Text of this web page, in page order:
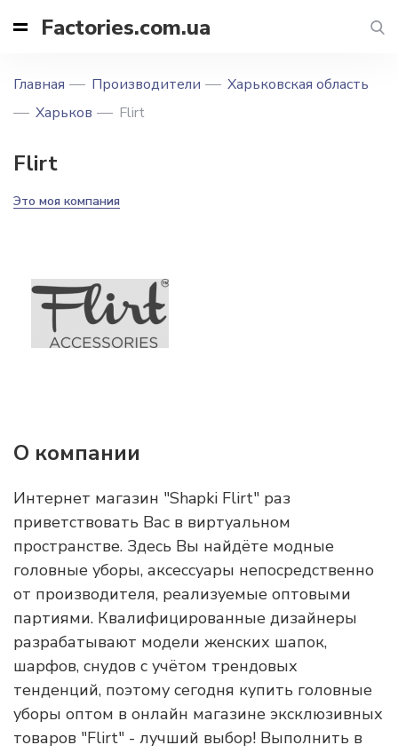
Factories.com.ua
Главная Производители
Харьковская область
Харьков
Flirt
Flirt
Это моя компания
О компании
Интернет магазин "Shapki Flirt" раз
приветствовать Вас в виртуальном
пространстве. Здесь Вы найдёте модные
головные уборы, аксессуары непосредственно
от производителя, реализуемые оптовыми
партиями. Квалифицированные дизайнеры
разрабатывают модели женских шапок,
шарфов, снудов с учётом трендовых
тенденций, поэтому сегодня купить головные
уборы оптом в онлайн магазине эксклюзивных
товаров "Flirt" - лучший выбор! Выполнить в